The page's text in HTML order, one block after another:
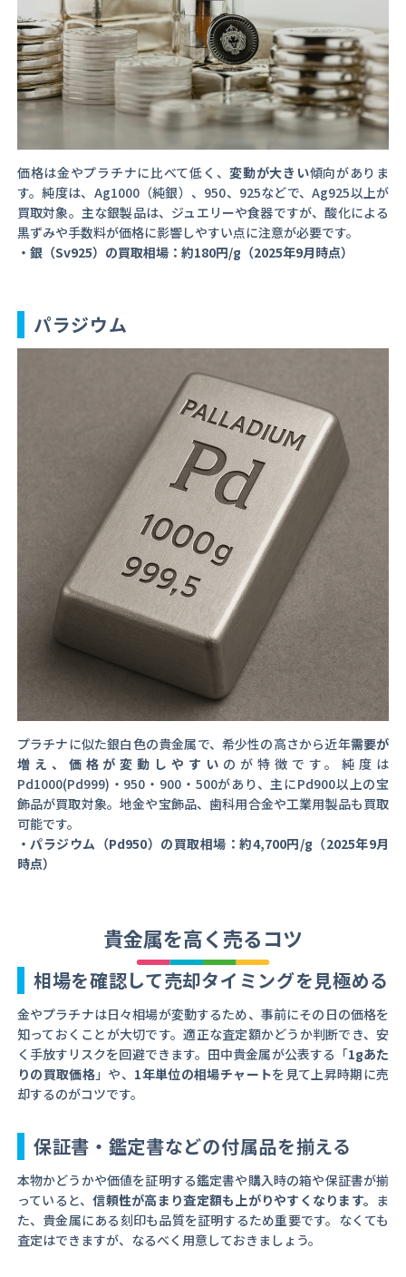
価格は金やプラチナに比べて低く、変動が大きい傾向がありま
す。純度は、Ag1000（純銀）、950、925などで、Ag925以上が
買取対象。主な銀製品は、ジュエリーや食器ですが、酸化による
黒ずみや手数料が価格に影響しやすい点に注意が必要です。
・銀（Sv925）の買取相場：約180円/g（2025年9月時点）
パラジウム
プラチナに似た銀白色の貴金属で、希少性の高さから近年需要が
増え、価格が変動しやすい のが特徴です。純度は
Pd1000(Pd999)・950・900・500があり、主にPd900以上の宝
飾品が買取対象。地金や宝飾品、歯科用合金や工業用製品も買取
可能です。
・パラジウム（Pd950）の買取相場：約4,700円/g（2025年9月
時点）
貴金属を高く売るコツ
相場を確認して売却タイミングを見極める
金やプラチナは日々相場が変動するため、事前にその日の価格を
知っておくことが大切です。適正な査定額かどうか判断でき、安
く手放すリスクを回避できます。田中貴金属が公表する「1gあた
りの買取価格」や、 1年単位の相場チャートを見て上昇時期に売
却するのがコツです。
保証書・鑑定書などの付属品を揃える
本物かどうかや価値を証明する鑑定書や購入時の箱や保証書が揃
っていると、信頼性が高まり査定額も上がりやすくなります。 ま
た、貴金属にある刻印も品質を証明するため重要です。なくても
査定はできますが、なるべく用意しておきましょう。